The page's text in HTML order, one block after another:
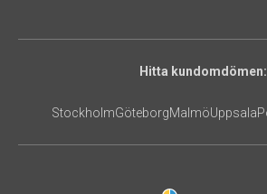
Hitta kundomdömen:
StockholmGöteborgMalmöUppsala